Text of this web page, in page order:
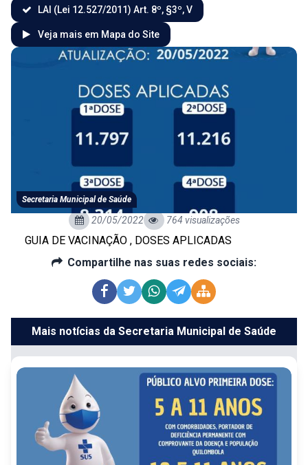
LAI (Lei 12.527/2011) Art. 8º, §3º, V
Veja mais em Mapa do Site
Secretaria Municipal de Saúde
20/05/2022 764 visualizações
GUIA DE VACINAÇÃO , DOSES APLICADAS
Compartilhe nas suas redes sociais:
Mais notícias da Secretaria Municipal de Saúde